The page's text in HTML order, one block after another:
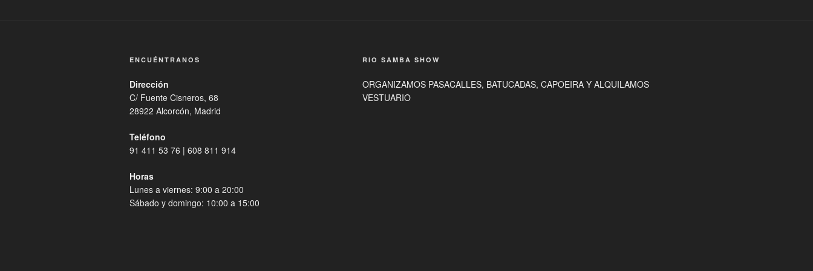
ENCUÉNTRANOS
Dirección
C/ Fuente Cisneros, 68
28922 Alcorcón, Madrid
Teléfono
91 411 53 76 | 608 811 914
Horas
Lunes a viernes: 9:00 a 20:00
Sábado y domingo: 10:00 a 15:00
RIO SAMBA SHOW
ORGANIZAMOS PASACALLES, BATUCADAS, CAPOEIRA Y ALQUILAMOS
VESTUARIO